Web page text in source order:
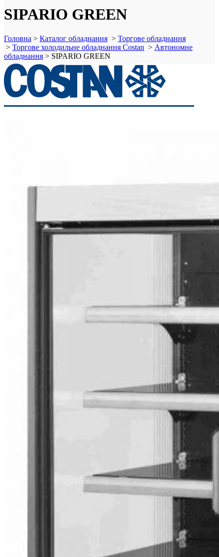
SIPARIO GREEN
Головна > Каталог обладнання > Торгове обладнання
> Торгове холодильне обладнання Costan > Автономне
обладнання > SIPARIO GREEN